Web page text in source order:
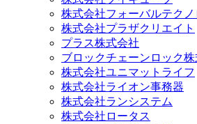
株式会社フォーバルテクノ
株式会社プラザクリエイト
プラス株式会社
ブロックチェーンロック株
株式会社ユニマットライフ
株式会社ライオン事務器
株式会社ランシステム
株式会社ロータス